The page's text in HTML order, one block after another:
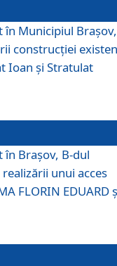
Municipiul
construcţiei
Ioan şi Stratulat
Braşov, B-dul
unui acces
FLORIN EDUARD